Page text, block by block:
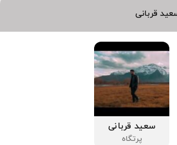
قربانی
سعید قربانی
پرتگاه